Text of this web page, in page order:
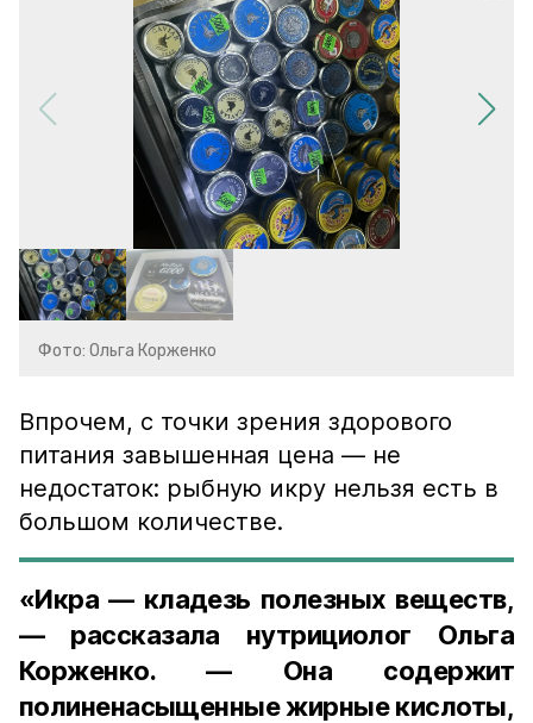
Фото: Ольга Корженко
Впрочем, с точки зрения здорового
питания завышенная цена — не
недостаток: рыбную икру нельзя есть в
большом количестве.
«Икра — кладезь полезных веществ,
— рассказала нутрициолог Ольга
Корженко. — Она содержит
полиненасыщенные жирные кислоты,